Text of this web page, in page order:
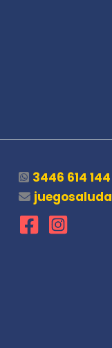
3446 614 144